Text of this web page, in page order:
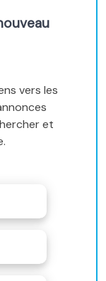
vers les
et